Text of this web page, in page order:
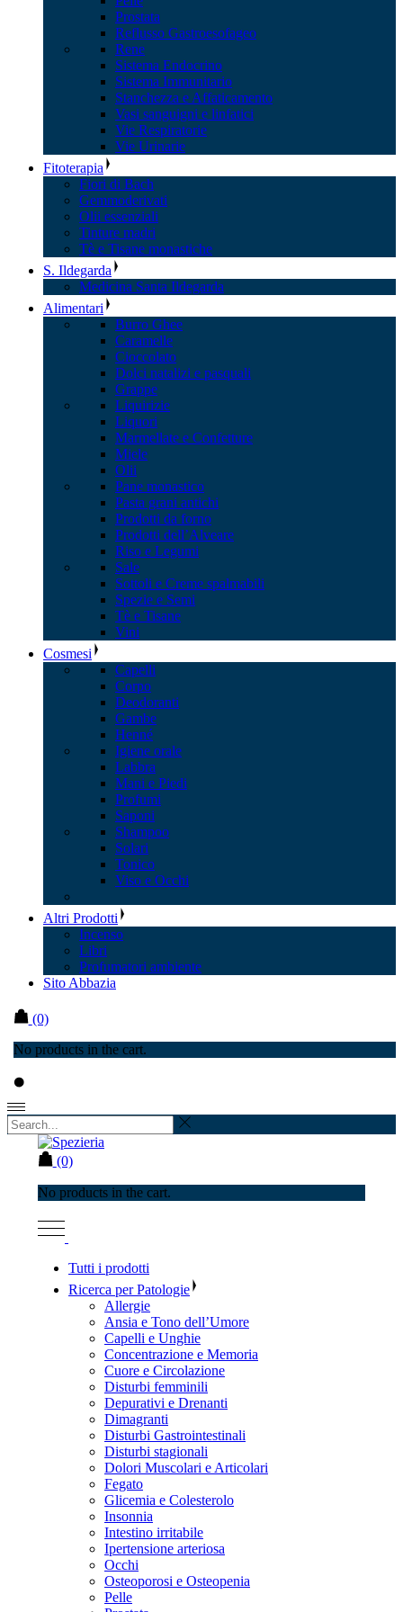
Prostata
Reflusso Gastroesofageo
Rene
Sistema Endocrino
Sistema Immunitario
Stanchezza e Affaticamento
Vasi sanguigni e linfatici
Vie Respiratorie
Vie Urinarie
Fitoterapia
Fiori di Bach
Gemmoderivati
Olii essenziali
Tinture madri
Tè e Tisane monastiche
S. Ildegarda
Medicina Santa Ildegarda
Alimentari
Burro Ghee
Caramelle
Cioccolato
Dolci natalizi e pasquali
Grappe
Liquirizie
Liquori
Marmellate e Confetture
Miele
Olii
Pane monastico
Pasta grani antichi
Prodotti da forno
Prodotti dell’Alveare
Riso e Legumi
Sale
Sottoli e Creme spalmabili
Spezie e Semi
Tè e Tisane
Vini
Cosmesi
Capelli
Corpo
Deodoranti
Gambe
Henné
Igiene orale
Labbra
Mani e Piedi
Profumi
Saponi
Shampoo
Solari
Tonico
Viso e Occhi
Altri Prodotti
Incenso
Libri
Profumatori ambiente
Sito Abbazia
(0)
No products in the cart.
(0)
No products in the cart.
Tutti i prodotti
Ricerca per Patologie
Allergie
Ansia e Tono dell’Umore
Capelli e Unghie
Concentrazione e Memoria
Cuore e Circolazione
Disturbi femminili
Depurativi e Drenanti
Dimagranti
Disturbi Gastrointestinali
Disturbi stagionali
Dolori Muscolari e Articolari
Fegato
Glicemia e Colesterolo
Insonnia
Intestino irritabile
Ipertensione arteriosa
Occhi
Osteoporosi e Osteopenia
Pelle